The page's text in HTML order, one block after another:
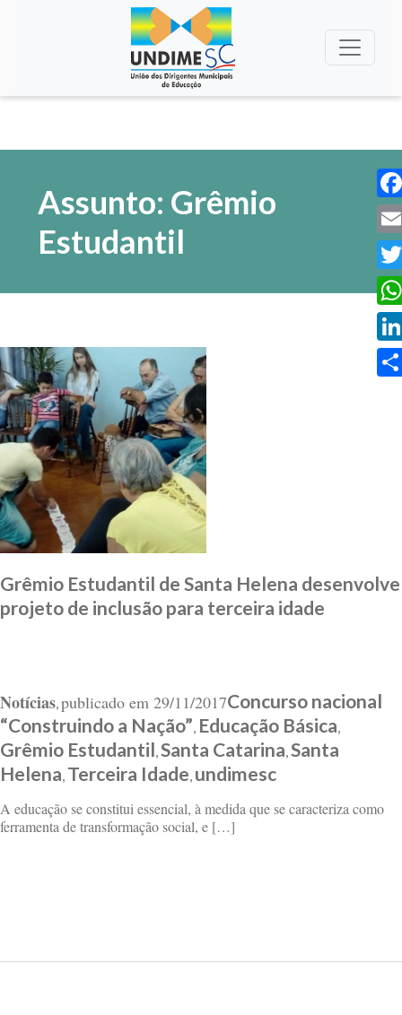
Assunto: Grêmio
Estudantil
Grêmio Estudantil de Santa Helena desenvolve
projeto de inclusão para terceira idade
Notícias,publicado em 29/11/2017Concurso nacional
“Construindo a Nação”, Educação Básica,
Grêmio Estudantil,Santa Catarina,Santa
Helena, Terceira Idade, undimesc
A educação se constitui essencial, à medida que se caracteriza como
ferramenta de transformação social, e […]